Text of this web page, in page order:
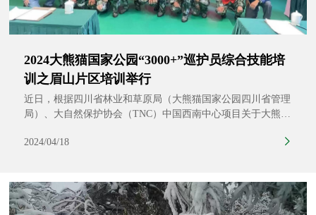
2024大熊猫国家公园“3000+”巡护员综合技能培
训之眉山片区培训举行
近日，根据四川省林业和草原局（大熊猫国家公园四川省管理
局）、大自然保护协会（TNC）中国西南中心项目关于大熊猫
猫国家公园眉山管理分局在瓦屋山联合举办了大熊猫国家公园
2024/04/18